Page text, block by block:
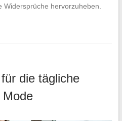
hervorzuheben.
die tägliche